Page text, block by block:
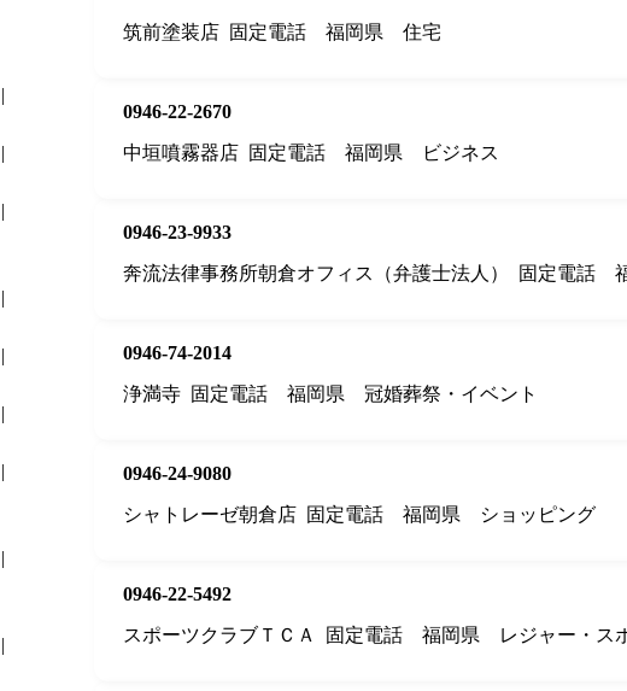
筑前塗装店 固定電話 福岡県 住宅
0946-22-2670
中垣噴霧器店 固定電話 福岡県 ビジネス
0946-23-9933
奔流法律事務所朝倉オフィス（弁護士法人）
固定電話
0946-74-2014
浄満寺 固定電話 福岡県 冠婚葬祭・イベント
0946-24-9080
シャトレーゼ朝倉店 固定電話 福岡県 ショッピング
0946-22-5492
スポーツクラブＴＣＡ
固定電話 福岡県 レジャー・ス